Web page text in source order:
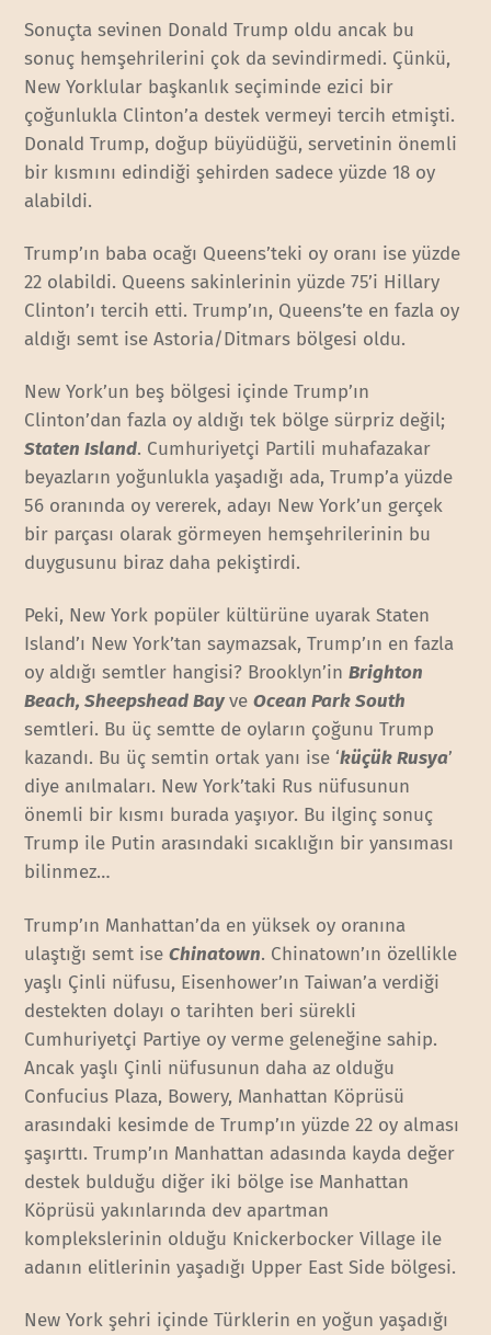
Sonuçta sevinen Donald Trump oldu ancak bu
sonuç hemşehrilerini çok da sevindirmedi. Çünkü,
New Yorklular başkanlık seçiminde ezici bir
çoğunlukla Clinton’a destek vermeyi tercih etmişti.
Donald Trump, doğup büyüdüğü, servetinin önemli
bir kısmını edindiği şehirden sadece yüzde 18 oy
alabildi.
Trump’ın baba ocağı Queens’teki oy oranı ise yüzde
22 olabildi. Queens sakinlerinin yüzde 75’i Hillary
Clinton’ı tercih etti. Trump’ın, Queens’te en fazla oy
aldığı semt ise Astoria/Ditmars bölgesi oldu.
New York’un beş bölgesi içinde Trump’ın
Clinton’dan fazla oy aldığı tek bölge sürpriz değil;
Staten Island. Cumhuriyetçi Partili muhafazakar
beyazların yoğunlukla yaşadığı ada, Trump’a yüzde
56 oranında oy vererek, adayı New York’un gerçek
bir parçası olarak görmeyen hemşehrilerinin bu
duygusunu biraz daha pekiştirdi.
Peki, New York popüler kültürüne uyarak Staten
Island’ı New York’tan saymazsak, Trump’ın en fazla
oy aldığı semtler hangisi? Brooklyn’inBrighton
Beach, Sheepshead Bay veOcean Park South
semtleri. Bu üç semtte de oyların çoğunu Trump
kazandı. Bu üç semtin ortak yanı ise ‘küçük Rusya’
diye anılmaları. New York’taki Rus nüfusunun
önemli bir kısmı burada yaşıyor. Bu ilginç sonuç
Trump ile Putin arasındaki sıcaklığın bir yansıması
bilinmez…
Trump’ın Manhattan’da en yüksek oy oranına
ulaştığı semt iseChinatown. Chinatown’ın özellikle
yaşlı Çinli nüfusu, Eisenhower’ın Taiwan’a verdiği
destekten dolayı o tarihten beri sürekli
Cumhuriyetçi Partiye oy verme geleneğine sahip.
Ancak yaşlı Çinli nüfusunun daha az olduğu
Confucius Plaza, Bowery, Manhattan Köprüsü
arasındaki kesimde de Trump’ın yüzde 22 oy alması
şaşırttı. Trump’ın Manhattan adasında kayda değer
destek bulduğu diğer iki bölge ise Manhattan
Köprüsü yakınlarında dev apartman
komplekslerinin olduğu Knickerbocker Village ile
adanın elitlerinin yaşadığı Upper East Side bölgesi.
New York şehri içinde Türklerin en yoğun yaşadığı